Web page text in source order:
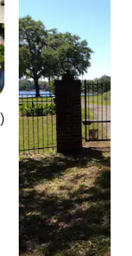
sur la